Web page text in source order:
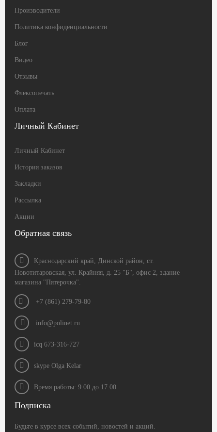
Производители
Политика конфиденциальности
Блог
Видео
Отзывы
Флексопечать
Оплата
Личный Кабинет
Личный Кабинет
История заказов
Закладки
Рассылка
Акции
Обратная связь
Краснодарский край, Динской район, ст.
Новотитаровская, ул. Крайняя, д. 25 "Б", офис 2, здание
магазина "Пятерочка".
+7 (861) 279-79-80
info@polinet.ru
icq 673-316-727
skype Olga Kelar
Время работы: 9.00 до 17.00
Подписка
Будьте в курсе всех событий, новостей и акций.